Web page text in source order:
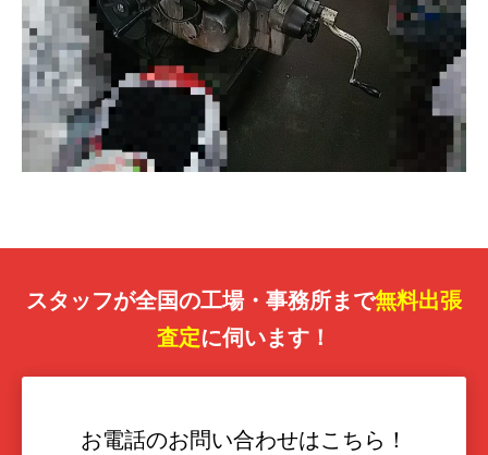
スタッフが全国の工場・事務所まで無料出張
査定に伺います！
お電話のお問い合わせはこちら！